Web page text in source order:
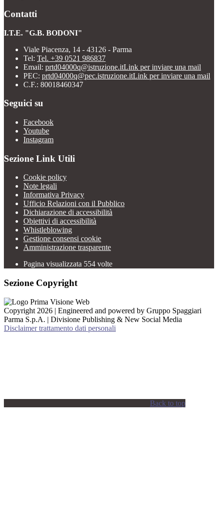
Contatti
I.T.E. "G.B. BODONI"
Viale Piacenza, 14 - 43126 - Parma
Tel: Tel. +39 0521 986837
Email: prtd04000q@istruzione.itLink per inviare una mail
PEC: prtd04000q@pec.istruzione.itLink per inviare una mail
C.F.: 80018460347
Seguici su
Facebook
Youtube
Instagram
Sezione Link Utili
Cookie policy
Note legali
Informativa Privacy
Ufficio Relazioni con il Pubblico
Dichiarazione di accessibilità
Obiettivi di accessibilità
Whistleblowing
Gestione consensi cookie
Amministrazione trasparente
Pagina visualizzata 554 volte
Sezione Copyright
Copyright 2026 | Engineered and powered by Gruppo Spaggiari
Parma S.p.A. | Divisione Publishing & New Social Media
Disclaimer trattamento dati personali
Back to top